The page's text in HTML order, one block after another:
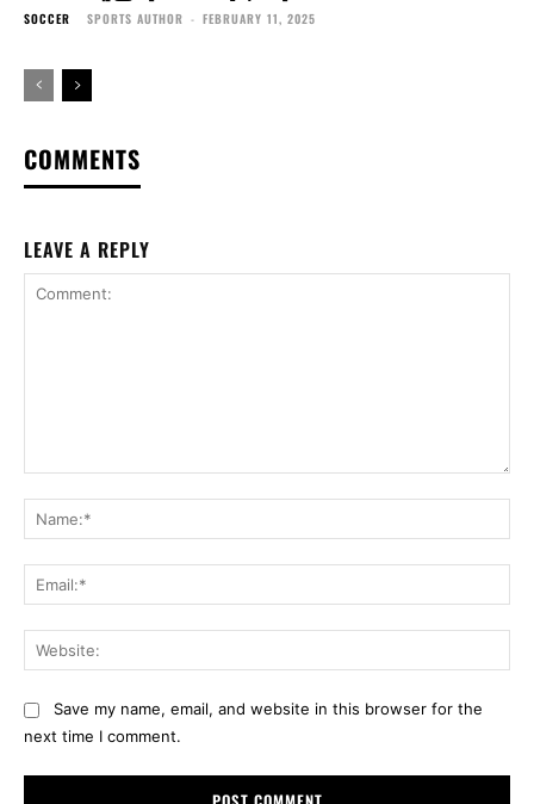
SOCCER SPORTS AUTHOR - FEBRUARY 11, 2025
COMMENTS
LEAVE A REPLY
Save my name, email, and website in this browser for the
next time I comment.